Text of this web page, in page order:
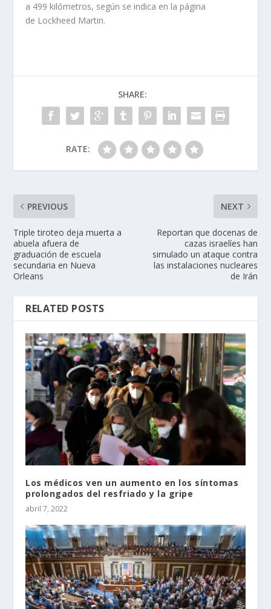
a 499 kilómetros, según se indica en la página
de Lockheed Martin.
SHARE:
RATE:
PREVIOUS
Triple tiroteo deja muerta a
abuela afuera de
graduación de escuela
secundaria en Nueva
Orleans
NEXT
Reportan que docenas de
cazas israelíes han
simulado un ataque contra
las instalaciones nucleares
de Irán
RELATED POSTS
Los médicos ven un aumento en los síntomas
prolongados del resfriado y la gripe
abril 7, 2022